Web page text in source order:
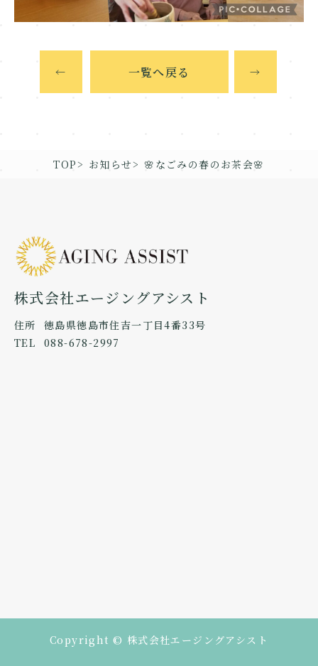
← 一覧へ戻る →
TOP お知らせ 🌸なごみの春のお茶会🌸
株式会社エージングアシスト
住所
徳島県徳島市住吉一丁目4番33号
TEL
088-678-2997
Copyright © 株式会社エージングアシスト